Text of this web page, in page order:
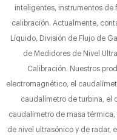
inteligentes, instrumentos de
calibración. Actualmente,
Líquido, División de Flujo de
de Medidores de Nivel
Calibración. Nuestros
electromagnético, el
caudalímetro de turbina, el
caudalímetro de masa
de nivel ultrasónico y de radar,